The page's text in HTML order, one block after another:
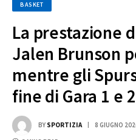
BASKET
La prestazione
Jalen Brunson
mentre gli
fine di Gara 1 e 2
BY SPORTIZIA 8 GIUGNO